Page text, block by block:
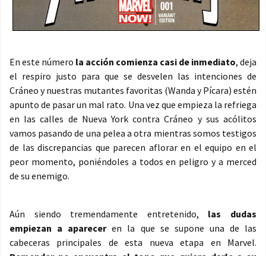
En este número la acción comienza casi de inmediato, deja
el respiro justo para que se desvelen las intenciones de
Cráneo y nuestras mutantes favoritas (Wanda y Pícara) estén
apunto de pasar un mal rato. Una vez que empieza la refriega
en las calles de Nueva York contra Cráneo y sus acólitos
vamos pasando de una pelea a otra mientras somos testigos
de las discrepancias que parecen aflorar en el equipo en el
peor momento, poniéndoles a todos en peligro y a merced
de su enemigo.
Aún siendo tremendamente entretenido, las dudas
empiezan a apareceren la que se supone una de las
cabeceras principales de esta nueva etapa en Marvel.